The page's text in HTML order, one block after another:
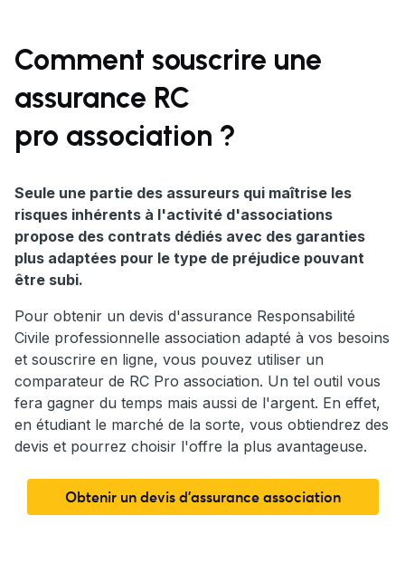
Comment souscrire une
assurance RC
pro association ?
Seule une partie des assureurs qui maîtrise les
risques inhérents à l'activité d'associations
propose des contrats dédiés avec des garanties
plus adaptées pour le type de préjudice pouvant
être subi.
Pour obtenir un devis d'assurance Responsabilité
Civile professionnelle association adapté à vos besoins
et souscrire en ligne, vous pouvez utiliser un
comparateur de RC Pro association. Un tel outil vous
fera gagner du temps mais aussi de l'argent. En effet,
en étudiant le marché de la sorte, vous obtiendrez des
devis et pourrez choisir l'offre la plus avantageuse.
Obtenir un devis d'assurance association